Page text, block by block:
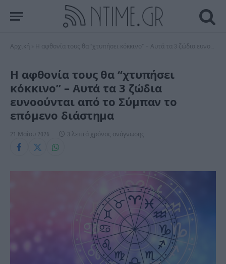
Αρχική Η αφθονία τους θα “χτυπήσει κόκκινο” – Αυτά τα 3 ζώδια ευνοούνται από το Σύμπαν το επόμενο διάστημα
Η αφθονία τους θα “χτυπήσει
κόκκινο” – Αυτά τα 3 ζώδια
ευνοούνται από το Σύμπαν το
επόμενο διάστημα
21 Μαΐου 2026 3 λεπτά χρόνος ανάγνωσης